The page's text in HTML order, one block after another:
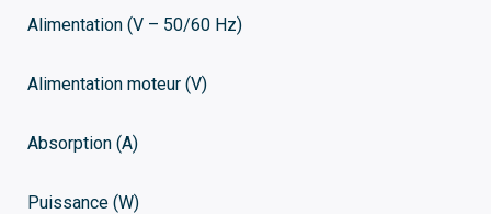
Alimentation (V – 50/60 Hz)
Alimentation moteur (V)
Absorption (A)
Puissance (W)